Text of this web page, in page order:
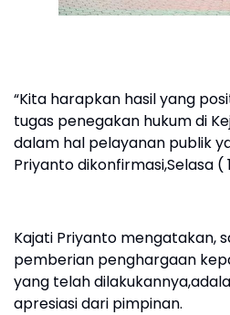
“Kita harapkan hasil yang
tugas penegakan hukum di
dalam hal pelayanan publik
Priyanto dikonfirmasi,Selasa (
Kajati Priyanto mengatakan,
pemberian penghargaan
yang telah
apresiasi dari pimpinan.